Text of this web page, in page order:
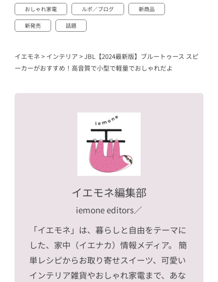
おしゃれ家電 ルポ／ブログ 新商品
新発売 話題
イエモネ > インテリア >JBL【2024最新版】ブルートゥース スピ
ーカーがおすすめ！高音質で小型で軽量でおしゃれだよ
イエモネ編集部
iemone editors／
「イエモネ」は、暮らしと自由をテーマに
した、家中（イエナカ）情報メディア。 簡
単レシピからお取り寄せスイーツ、可愛い
インテリア雑貨やおしゃれ家電まで、あな